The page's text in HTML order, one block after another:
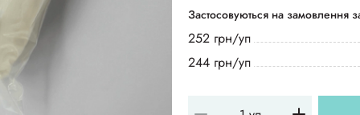
Застосовуються на замовлення
252 грн/уп
244 грн/уп